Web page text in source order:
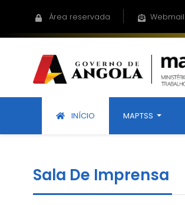
Área reservada Webmail
INÍCIO MAPTSS
Sala De Imprensa